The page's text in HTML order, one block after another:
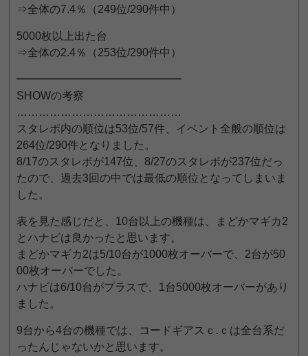
⇒全体の7.4％（249位/290件中）
5000枚以上出た台
⇒全体の2.4％（253位/290件中）
━━━━━━━━━━━━━━━
SHOWの考察
………………………………………
スタレポ内の順位は53位/57件、イベント全般の順位は
264位/290件となりました。
8/17のスタレポが147位、8/27のスタレポが237位だっ
たので、過去3回の中では最低の順位となってしまいま
した。
表を見た感じだと、10台以上の機種は、まどかマギカ2
とハナビは良かったと思います。
まどかマギカ2は5/10台が1000枚オーバーで、2台が50
00枚オーバーでした。
ハナビは6/10台がプラスで、1台5000枚オーバーがあり
ました。
9台から4台の機種では、コードギアスｃ.ｃは全台系だ
ったんじゃないかと思います。